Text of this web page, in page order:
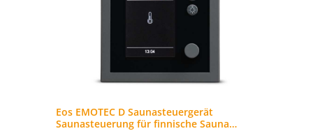
Eos EMOTEC D Saunasteuergerät
Saunasteuerung für finnische Sauna